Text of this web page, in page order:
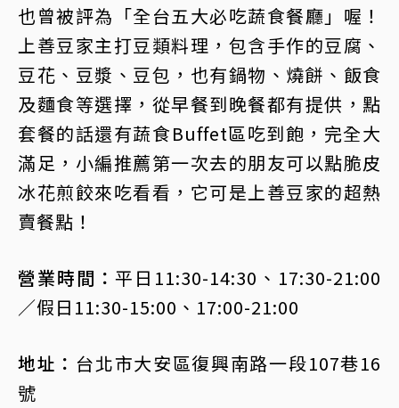
也曾被評為「全台五大必吃蔬食餐廳」喔！
上善豆家主打豆類料理，包含手作的豆腐、
豆花、豆漿、豆包，也有鍋物、燒餅、飯食
及麵食等選擇，從早餐到晚餐都有提供，點
套餐的話還有蔬食Buffet區吃到飽，完全大
滿足，小編推薦第一次去的朋友可以點脆皮
冰花煎餃來吃看看，它可是上善豆家的超熱
賣餐點！
營業時間：平日11:30-14:30、17:30-21:00
／假日11:30-15:00、17:00-21:00
地址： 台北市大安區復興南路一段107巷16
號